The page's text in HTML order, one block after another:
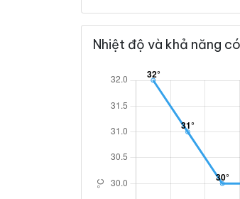
Nhiệt độ và khả năng